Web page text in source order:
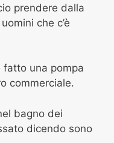
prendere dalla
che c’è
fatto una pompa
commerciale.
bagno dei
dicendo sono